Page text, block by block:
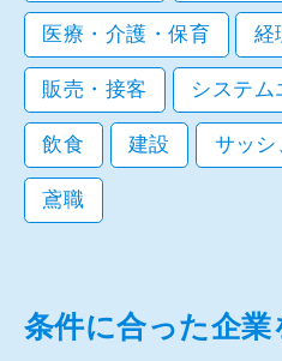
医療・介護・保育 経
販売・接客 システム
飲食 建設 サッシ
鳶職
条件に合った企業